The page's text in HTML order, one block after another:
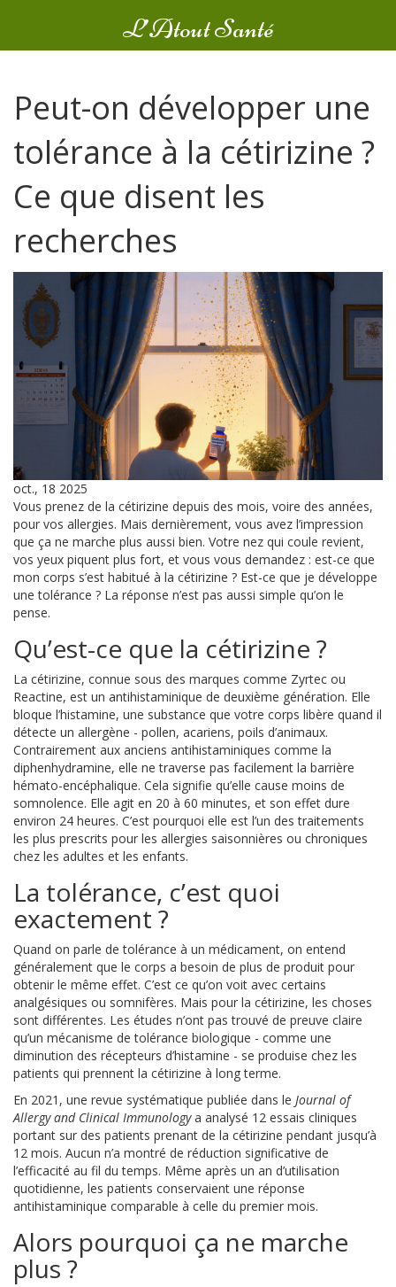
L’Atout Santé
Peut-on développer une
tolérance à la cétirizine ?
Ce que disent les
recherches
oct., 18 2025
Vous prenez de la cétirizine depuis des mois, voire des années,
pour vos allergies. Mais dernièrement, vous avez l’impression
que ça ne marche plus aussi bien. Votre nez qui coule revient,
vos yeux piquent plus fort, et vous vous demandez : est-ce que
mon corps s’est habitué à la cétirizine ? Est-ce que je développe
une tolérance ? La réponse n’est pas aussi simple qu’on le
pense.
Qu’est-ce que la cétirizine ?
La cétirizine, connue sous des marques comme Zyrtec ou
Reactine, est un antihistaminique de deuxième génération. Elle
bloque l’histamine, une substance que votre corps libère quand il
détecte un allergène - pollen, acariens, poils d’animaux.
Contrairement aux anciens antihistaminiques comme la
diphenhydramine, elle ne traverse pas facilement la barrière
hémato-encéphalique. Cela signifie qu’elle cause moins de
somnolence. Elle agit en 20 à 60 minutes, et son effet dure
environ 24 heures. C’est pourquoi elle est l’un des traitements
les plus prescrits pour les allergies saisonnières ou chroniques
chez les adultes et les enfants.
La tolérance, c’est quoi
exactement ?
Quand on parle de tolérance à un médicament, on entend
généralement que le corps a besoin de plus de produit pour
obtenir le même effet. C’est ce qu’on voit avec certains
analgésiques ou somnifères. Mais pour la cétirizine, les choses
sont différentes. Les études n’ont pas trouvé de preuve claire
qu’un mécanisme de tolérance biologique - comme une
diminution des récepteurs d’histamine - se produise chez les
patients qui prennent la cétirizine à long terme.
En 2021, une revue systématique publiée dans le Journal of
Allergy and Clinical Immunologya analysé 12 essais cliniques
portant sur des patients prenant de la cétirizine pendant jusqu’à
12 mois. Aucun n’a montré de réduction significative de
l’efficacité au fil du temps. Même après un an d’utilisation
quotidienne, les patients conservaient une réponse
antihistaminique comparable à celle du premier mois.
Alors pourquoi ça ne marche
plus ?